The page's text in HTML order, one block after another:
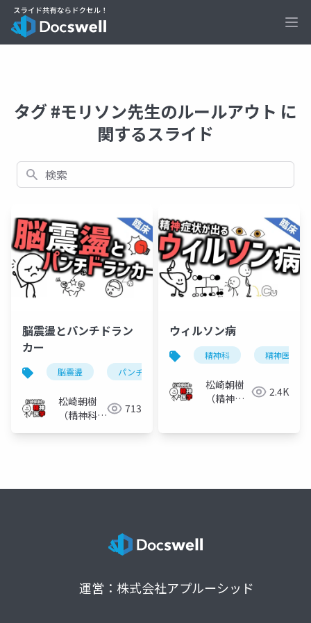
タグ #モリソン先生のルールアウト に
関するスライド
検索
脳震盪とパンチドラン
カー
脳震盪 パンチドランカー
松崎朝樹
（精神科
713
ウィルソン病
精神科 精神医学
松崎朝樹
（精神科
2.4K
運営：株式会社アプルーシッド